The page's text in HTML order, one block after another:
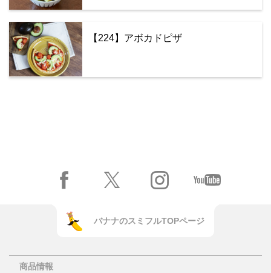
【224】アボカドピザ
バナナのスミフルTOPページ
商品情報